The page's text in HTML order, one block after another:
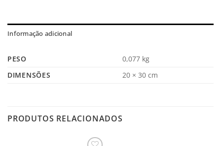
Informação adicional
PESO
0,077 kg
DIMENSÕES
20 × 30 cm
PRODUTOS RELACIONADOS